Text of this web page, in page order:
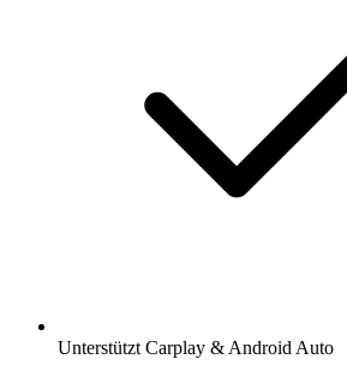
Unterstützt Carplay & Android Auto